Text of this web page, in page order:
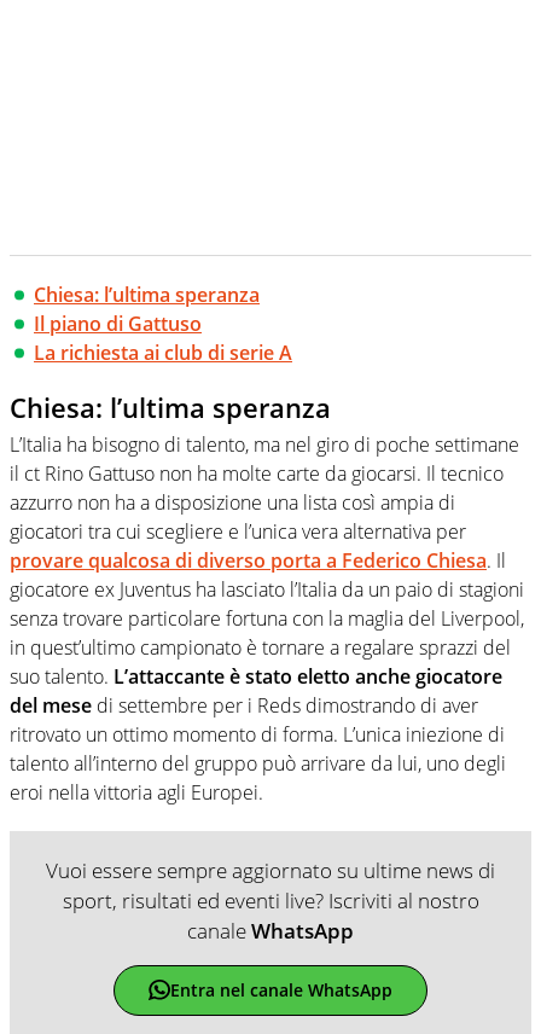
Chiesa: l’ultima speranza
Il piano di Gattuso
La richiesta ai club di serie A
Chiesa: l’ultima speranza
L’Italia ha bisogno di talento, ma nel giro di poche settimane
il ct Rino Gattuso non ha molte carte da giocarsi. Il tecnico
azzurro non ha a disposizione una lista così ampia di
giocatori tra cui scegliere e l’unica vera alternativa per
provare qualcosa di diverso porta a Federico Chiesa. Il
giocatore ex Juventus ha lasciato l’Italia da un paio di stagioni
senza trovare particolare fortuna con la maglia del Liverpool,
in quest’ultimo campionato è tornare a regalare sprazzi del
suo talento. L’attaccante è stato eletto anche giocatore
del mese di settembre per i Reds dimostrando di aver
ritrovato un ottimo momento di forma. L’unica iniezione di
talento all’interno del gruppo può arrivare da lui, uno degli
eroi nella vittoria agli Europei.
Vuoi essere sempre aggiornato su ultime news di
sport, risultati ed eventi live? Iscriviti al nostro
canaleWhatsApp
Entra nel canale WhatsApp